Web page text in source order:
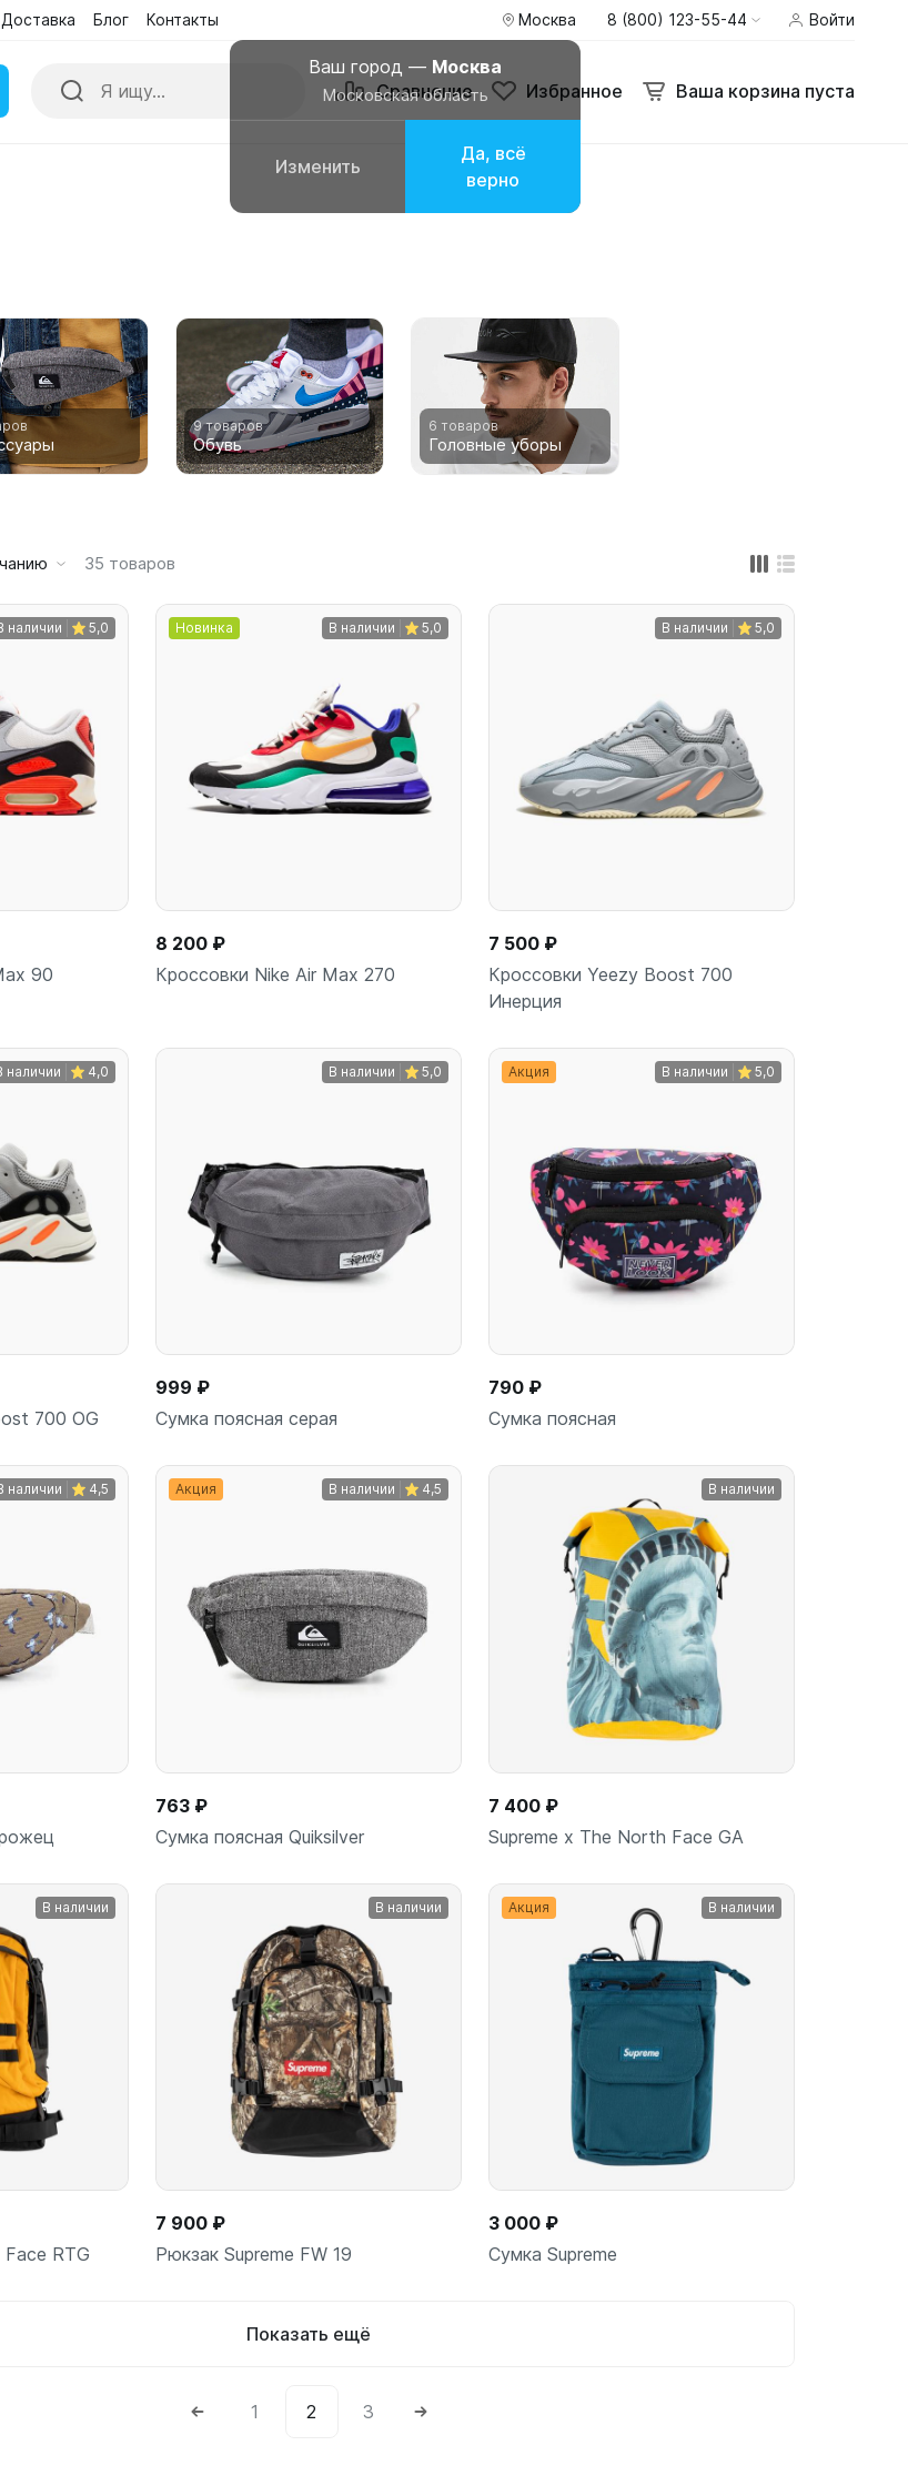
Поиск Сравнение Избранное
Доставка Блог Контакты Москва
Ваш город — Москва
Московская область
Изменить
Да, всё
верно
8 (800) 123-55-44 Войти
Сравнение Избранное Ваша корзина пуста
9 товаров
Обувь
6 товаров
Головные уборы
35 товаров
наличии 5,0
В корзину
90
Новинка В наличии 5,0
шт В корзину
8 200 ₽
Кроссовки Nike Air Max 270
В наличии 5,0
шт В корзину
7 500 ₽
Кроссовки Yeezy Boost 700
Инерция
наличии 4,0
В корзину
700 OG
В наличии 5,0
шт В корзину
999 ₽
Сумка поясная серая
Акция В наличии 5,0
шт В корзину
790 ₽
Сумка поясная
наличии 4,5
В корзину
Акция В наличии 4,5
шт В корзину
763 ₽
Сумка поясная Quiksilver
В наличии
В корзину
7 400 ₽
Supreme x The North Face GA
В наличии
RTG
В наличии
7 900 ₽
Рюкзак Supreme FW 19
Акция В наличии
3 000 ₽
Сумка Supreme
Показать ещё
1 2 3